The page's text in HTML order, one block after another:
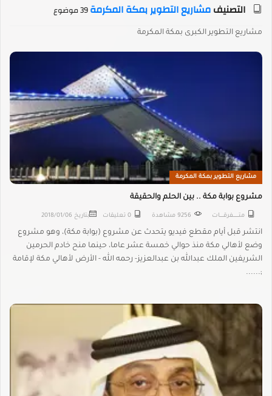
التصنيفمشاريع التطوير بمكة المكرمة
مشاريع التطوير الكبرى بمكة المكرمة
مشاريع التطوير بمكة المكرمة
مشروع بوابة مكة .. بين الحلم والحقيقة
متـــــــــفرقــــــات 9256 مشاهدة 0 تعليقات بتاريخ 2018/01/06
انتشر قبل أيام مقطع فيديو يتحدث عن مشروع (بوابة مكة)، وهو مشروع
وضع لأهالي مكة منذ حوالي خمسة عشر عاما، حينما منح خادم الحرمين
الشريفين الملك عبدالله بن عبدالعزيز- رحمه الله - الأرض لأهالي مكة لإقامة
;......